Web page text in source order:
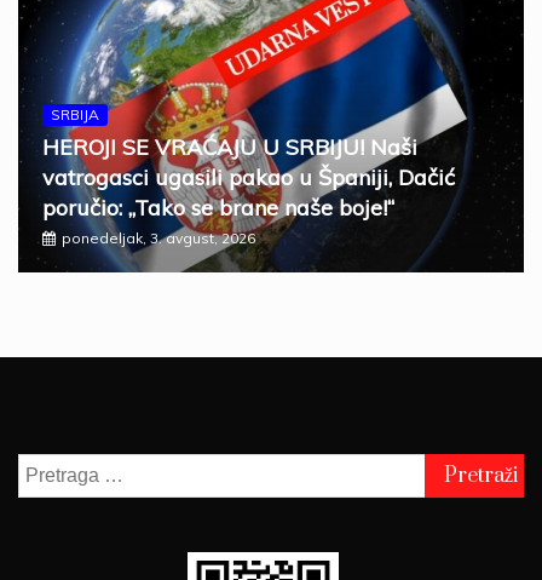
SRBIJA
HEROJI SE VRAĆAJU U SRBIJU! Naši
vatrogasci ugasili pakao u Španiji, Dačić
poručio: „Tako se brane naše boje!“
ponedeljak, 3. avgust, 2026
Pretraga
za: